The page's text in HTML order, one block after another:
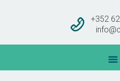
+352
COMMISSIONS
CONTACT